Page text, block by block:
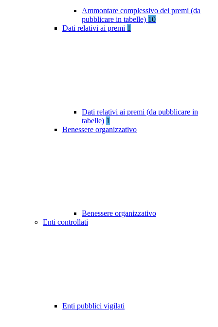
Ammontare complessivo dei premi (da
pubblicare in tabelle) 10
Dati relativi ai premi 1
Dati relativi ai premi (da pubblicare in
tabelle) 1
Benessere organizzativo
Benessere organizzativo
Enti controllati
Enti pubblici vigilati